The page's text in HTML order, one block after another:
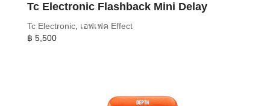
Tc Electronic Flashback Mini Delay
Tc Electronic, เอฟเฟค Effect
฿ 5,500